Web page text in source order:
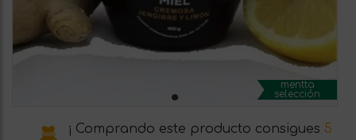
mentta
selección
¡ Comprando este producto consigues 5